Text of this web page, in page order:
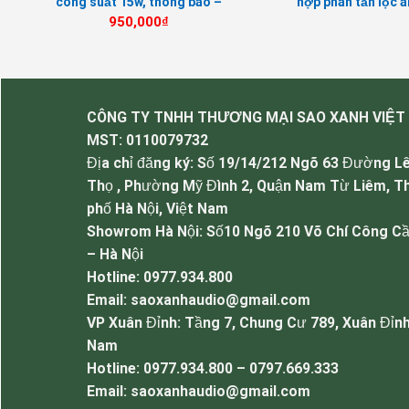
Mẫu loa âm
Thông số kỹ thuật của Loa âm
Đầu vào: 70W/100V
Công suất: 10W
Đáp ứng tần số: 100-15KHz
Độ nhạy: 92 ± 2dB
Kích thước: 188mm × 76mm
nghe nhạc nền
950,000₫
CÔNG TY TNHH THƯƠNG MẠI SAO XANH VIỆT
MST: 0110079732
Địa chỉ đăng ký: Số 19/14/212 Ngõ 63 Đường
Thọ , Phường Mỹ Đình 2, Quận Nam Từ Liêm,
phố Hà Nội, Việt Nam
Showrom Hà Nội: Số10 Ngõ 210 Võ Chí Công
– Hà Nội
Hotline: 0977.934.800
Email: saoxanhaudio@gmail.com
VP Xuân Đỉnh: Tầng 7, Chung Cư 789, Xuân
Nam
Hotline: 0977.934.800 – 0797.669.333
Email: saoxanhaudio@gmail.com